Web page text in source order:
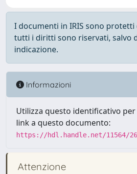
I documenti in IRIS sono
tutti i diritti sono riservati, salvo
indicazione.
Informazioni
Utilizza questo identificativo
link a questo documento:
https://hdl.handle.net/11564/
Attenzione